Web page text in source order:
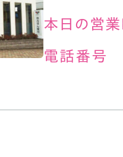
本日の営業
電話番号